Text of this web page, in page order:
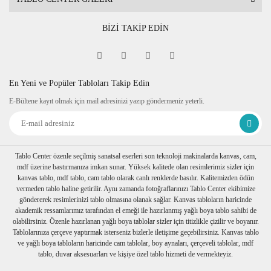
BİZİ TAKİP EDİN
En Yeni ve Popüler Tabloları Takip Edin
E-Bültene kayıt olmak için mail adresinizi yazıp göndermeniz yeterli.
Tablo Center özenle seçilmiş sanatsal eserleri son teknoloji makinalarda kanvas, cam,
mdf üzerine bastırmanıza imkan sunar. Yüksek kalitede olan resimlerimiz sizler için
kanvas tablo, mdf tablo, cam tablo olarak canlı renklerde basılır. Kalitemizden ödün
vermeden tablo haline getirilir. Aynı zamanda fotoğraflarınızı Tablo Center ekibimize
göndererek resimlerinizi tablo olmasına olanak sağlar. Kanvas tabloların haricinde
akademik ressamlarımız tarafından el emeği ile hazırlanmış yağlı boya tablo sahibi de
olabilirsiniz. Özenle hazırlanan yağlı boya tablolar sizler için titizlikle çizilir ve boyanır.
Tablolarınıza çerçeve yaptırmak isterseniz bizlerle iletişime geçebilirsiniz. Kanvas tablo
ve yağlı boya tabloların haricinde cam tablolar, boy aynaları, çerçeveli tablolar, mdf
tablo, duvar aksesuarları ve kişiye özel tablo hizmeti de vermekteyiz.